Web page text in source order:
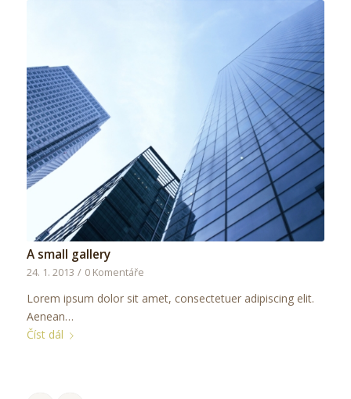
A small gallery
24. 1. 2013 / 0 Komentáře
Lorem ipsum dolor sit amet, consectetuer adipiscing elit.
Aenean…
Číst dál